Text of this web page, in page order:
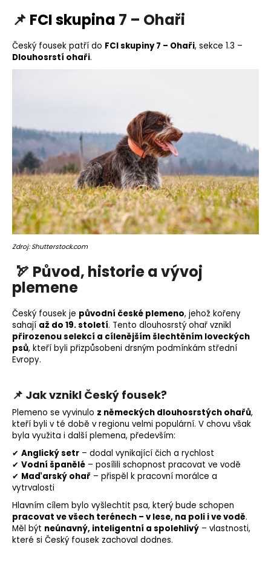
📌 FCI skupina 7 – Ohaři
Český fousek patří do FCI skupiny 7 – Ohaři, sekce 1.3 –
Dlouhosrstí ohaři.
Zdroj: Shutterstock.com
🏹 Původ, historie a vývoj
plemene
Český fousek je původní české plemeno, jehož kořeny
sahají až do 19. století. Tento dlouhosrstý ohař vznikl
přirozenou selekcí a cílenějším šlechtěním loveckých
psů, kteří byli přizpůsobeni drsným podmínkám střední
Evropy.
📌 Jak vznikl Český fousek?
Plemeno se vyvinulo z německých dlouhosrstých ohařů,
kteří byli v té době v regionu velmi populární. V chovu však
byla využita i další plemena, především:
✔ Anglický setr – dodal vynikající čich a rychlost
✔ Vodní španělé – posílili schopnost pracovat ve vodě
✔ Maďarský ohař – přispěl k pracovní morálce a
vytrvalosti
Hlavním cílem bylo vyšlechtit psa, který bude schopen
pracovat ve všech terénech – v lese, na poli i ve vodě.
Měl být neúnavný, inteligentní a spolehlivý – vlastnosti,
které si Český fousek zachoval dodnes.
HLEDAT
D
r
u
č
u
j
e
m
e